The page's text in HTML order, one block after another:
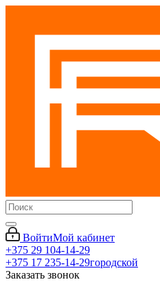
ВойтиМой кабинет
+375 29 104-14-29
+375 17 235-14-29городской
Заказать звонок